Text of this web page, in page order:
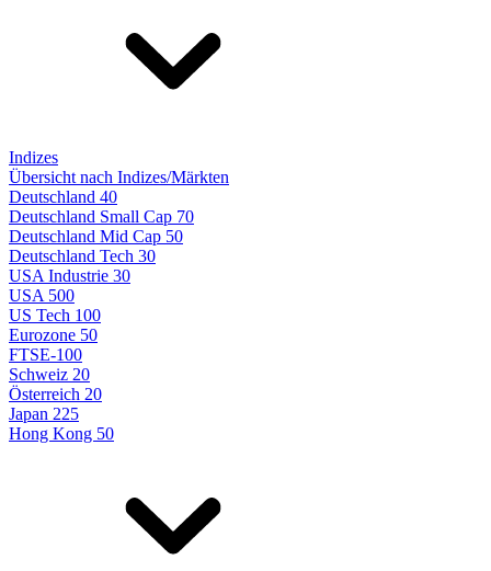
Indizes
Übersicht nach Indizes/Märkten
Deutschland 40
Deutschland Small Cap 70
Deutschland Mid Cap 50
Deutschland Tech 30
USA Industrie 30
USA 500
US Tech 100
Eurozone 50
FTSE-100
Schweiz 20
Österreich 20
Japan 225
Hong Kong 50